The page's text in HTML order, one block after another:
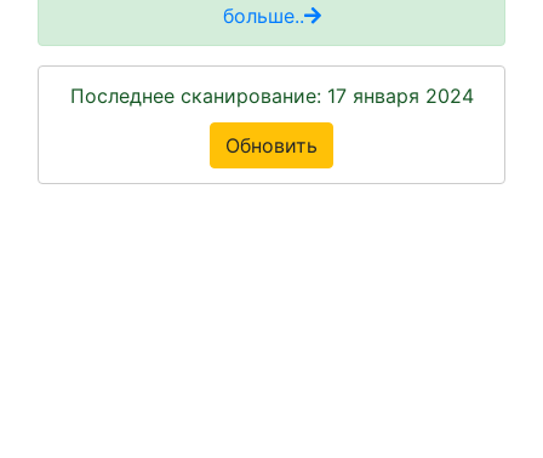
больше..
Последнее сканирование: 17 января 2024
Обновить